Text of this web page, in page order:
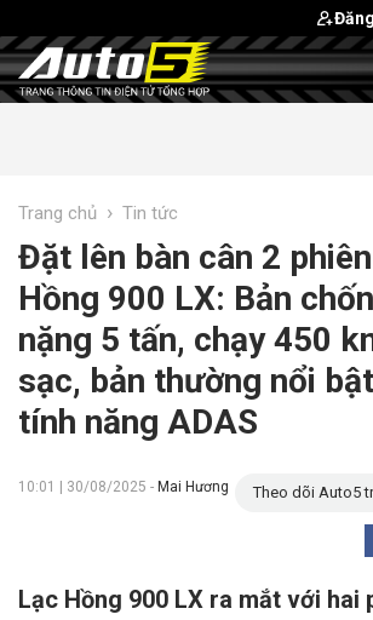
Trang chủ › Tin tức
Đặt lên bàn cân 2
Hồng 900 LX: Bản
nặng 5 tấn, chạy 450
sạc, bản thường nổi
tính năng ADAS
10:01 | 30/08/2025 - Mai Hương Theo dõi Auto5
Lạc Hồng 900 LX ra mắt với hai